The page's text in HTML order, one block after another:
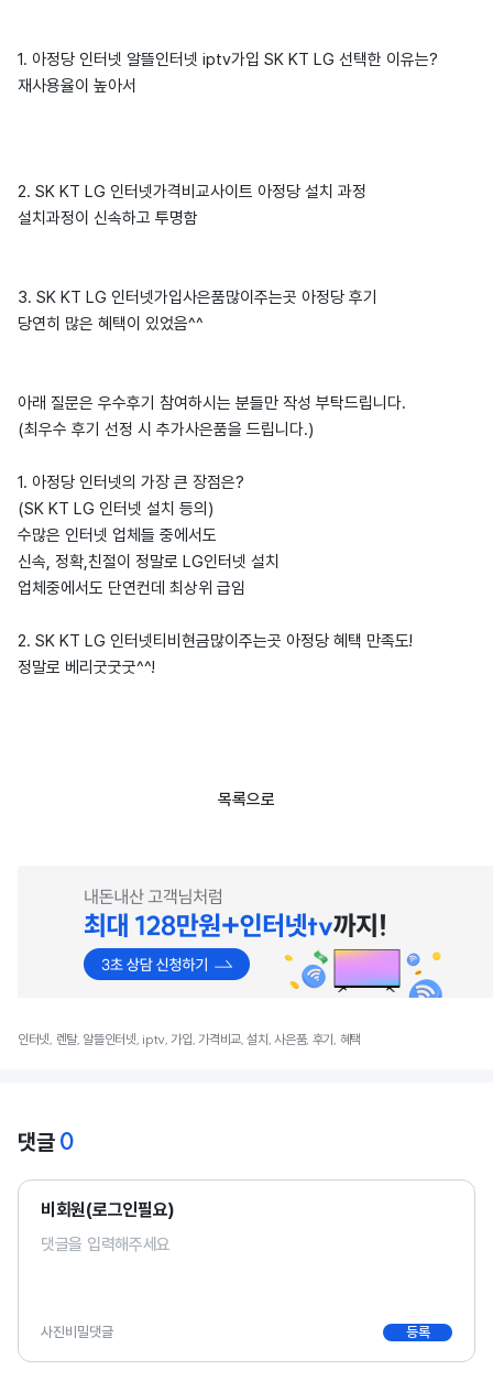
1. 아정당 인터넷 알뜰인터넷 iptv가입 SK KT LG 선택한 이유는?
재사용율이 높아서
2. SK KT LG 인터넷가격비교사이트 아정당 설치 과정
설치과정이 신속하고 투명함
3. SK KT LG 인터넷가입사은품많이주는곳 아정당 후기
당연히 많은 혜택이 있었음^^
아래 질문은 우수후기 참여하시는 분들만 작성 부탁드립니다.
(최우수 후기 선정 시 추가사은품을 드립니다.)
1. 아정당 인터넷의 가장 큰 장점은?
(SK KT LG 인터넷 설치 등의)
수많은 인터넷 업체들 중에서도
신속, 정확,친절이 정말로 LG인터넷 설치
업체중에서도 단연컨데 최상위 급임
2. SK KT LG 인터넷티비현금많이주는곳 아정당 혜택 만족도!
정말로 베리굿굿굿^^!
목록으로
인터넷, 렌탈, 알뜰인터넷, iptv, 가입, 가격비교, 설치, 사은품, 후기, 혜택
댓글 0
비회원(로그인필요)
사진비밀댓글 등록